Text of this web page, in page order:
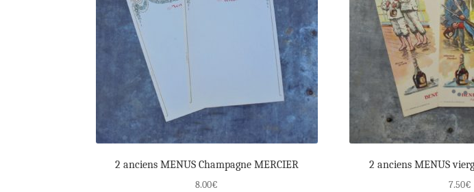
2 anciens MENUS Champagne MERCIER
8.00€
2 anciens MENUS
7.50€